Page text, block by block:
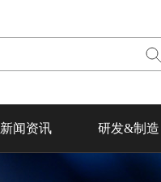
新闻资讯 研发&制造